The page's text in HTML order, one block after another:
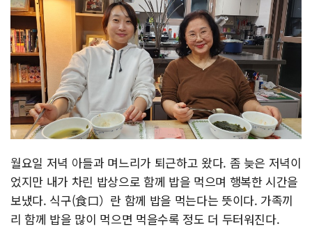
월요일 저녁 아들과 며느리가 퇴근하고 왔다. 좀 늦은 저녁이
었지만 내가 차린 밥상으로 함께 밥을 먹으며 행복한 시간을
보냈다. 식구(食口）란 함께 밥을 먹는다는 뜻이다. 가족끼
리 함께 밥을 많이 먹으면 먹을수록 정도 더 두터워진다.